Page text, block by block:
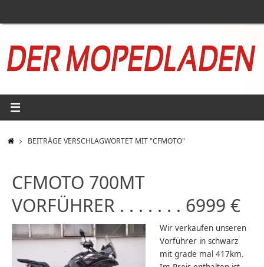
STARTBEITRÄGE VERSCHLAGWORTET MIT "CFMOTO"
CFMOTO 700MT
VORFÜHRER . . . . . . . 6999 €
Wir verkaufen unseren
Vorführer in schwarz
mit grade mal 417km.